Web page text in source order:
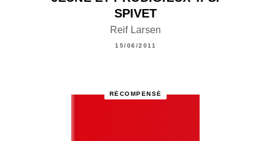
SPIVET
Reif Larsen
15/06/2011
RÉCOMPENSÉ